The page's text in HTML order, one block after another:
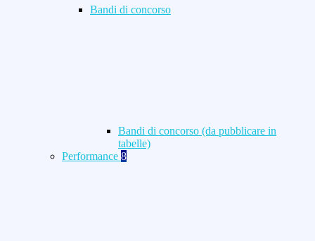
Bandi di concorso
Bandi di concorso (da pubblicare in
tabelle)
Performance 8